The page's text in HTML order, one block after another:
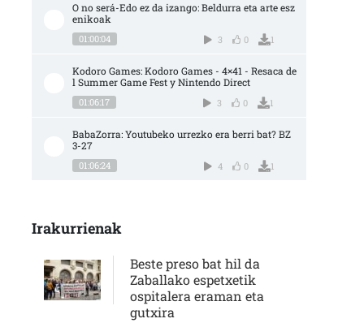
O no será-Edo ez da izango: Beldurra eta arte esz
enikoak
01:00:04 3 0 1
Kodoro Games: Kodoro Games - 4×41 - Resaca de
l Summer Game Fest y Nintendo Direct
01:06:17 3 0 1
BabaZorra: Youtubeko urrezko era berri bat? BZ
3-27
01:06:24 4 0 1
Irakurrienak
Beste preso bat hil da
Zaballako espetxetik
ospitalera eraman eta
gutxira